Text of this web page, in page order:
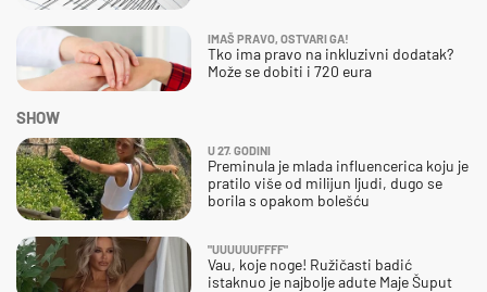
IMAŠ PRAVO, OSTVARI GA!
Tko ima pravo na inkluzivni dodatak?
Može se dobiti i 720 eura
SHOW
U 27. GODINI
Preminula je mlada influencerica koju je
pratilo više od milijun ljudi, dugo se
borila s opakom bolešću
"UUUUUUFFFF"
Vau, koje noge! Ružičasti badić
istaknuo je najbolje adute Maje Šuput